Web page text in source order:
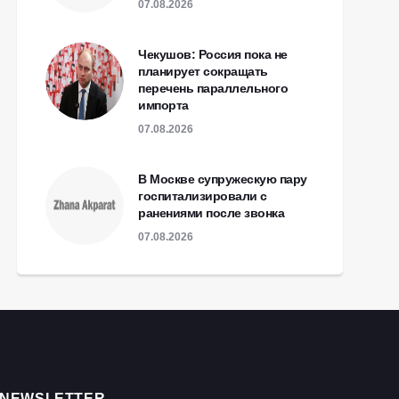
07.08.2026
Чекушов: Россия пока не
планирует сокращать
перечень параллельного
импорта
07.08.2026
В Москве супружескую пару
госпитализировали с
ранениями после звонка
07.08.2026